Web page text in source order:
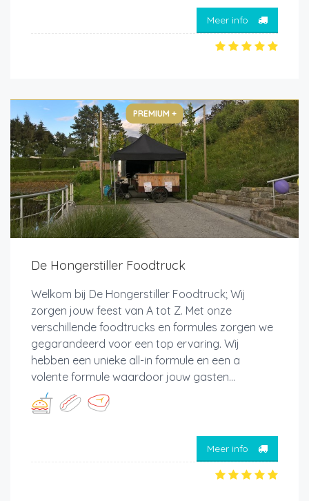
Meer info
PREMIUM +
De Hongerstiller Foodtruck
Welkom bij De Hongerstiller Foodtruck; Wij
zorgen jouw feest van A tot Z. Met onze
verschillende foodtrucks en formules zorgen we
gegarandeerd voor een top ervaring. Wij
hebben een unieke all-in formule en een a
volente formule waardoor jouw gasten...
Meer info